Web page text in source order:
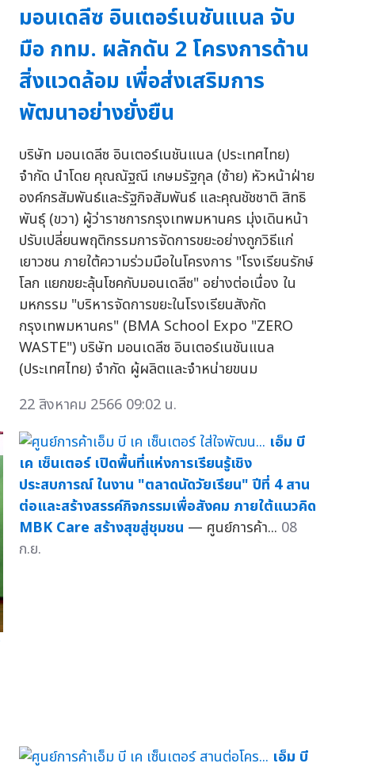
มอนเดลีซ อินเตอร์เนชันแนล จับ
มือ กทม. ผลักดัน 2 โครงการด้าน
สิ่งแวดล้อม เพื่อส่งเสริมการ
พัฒนาอย่างยั่งยืน
บริษัท มอนเดลีซ อินเตอร์เนชันแนล (ประเทศไทย)
จำกัด นำโดย คุณณัฐณี เกษมรัฐกุล (ซ้าย) หัวหน้าฝ่าย
องค์กรสัมพันธ์และรัฐกิจสัมพันธ์ และคุณชัชชาติ สิทธิ
พันธุ์ (ขวา) ผู้ว่าราชการกรุงเทพมหานคร มุ่งเดินหน้า
ปรับเปลี่ยนพฤติกรรมการจัดการขยะอย่างถูกวิธีแก่
เยาวชน ภายใต้ความร่วมมือในโครงการ "โรงเรียนรักษ์
โลก แยกขยะลุ้นโชคกับมอนเดลีซ" อย่างต่อเนื่อง ใน
มหกรรม "บริหารจัดการขยะในโรงเรียนสังกัด
กรุงเทพมหานคร" (BMA School Expo "ZERO
WASTE") บริษัท มอนเดลีซ อินเตอร์เนชันแนล
(ประเทศไทย) จำกัด ผู้ผลิตและจำหน่ายขนม
22 สิงหาคม 2566 09:02 น.
เอ็ม บี
เค เซ็นเตอร์ เปิดพื้นที่แห่งการเรียนรู้เชิง
ประสบการณ์ ในงาน "ตลาดนัดวัยเรียน" ปีที่ 4 สาน
ต่อและสร้างสรรค์กิจกรรมเพื่อสังคม ภายใต้แนวคิด
MBK Care สร้างสุขสู่ชุมชน — ศูนย์การค้า... 08
ก.ย.
เอ็ม บี